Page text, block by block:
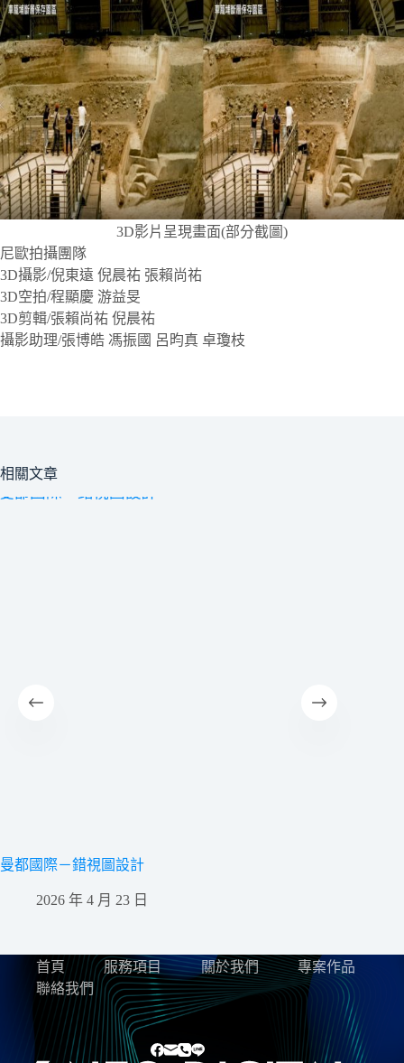
3D影片呈現畫面(部分截圖)
尼歐拍攝團隊
3D攝影/倪東遠 倪晨祐 張賴尚祐
3D空拍/程顯慶 游益旻
3D剪輯/張賴尚祐 倪晨祐
攝影助理/張博皓 馮振國 呂昀真 卓瓊枝
相關文章
曼都國際－錯視圖設計
2026 年 4 月 23 日
首頁 服務項目 關於我們
專案作品
聯絡我們